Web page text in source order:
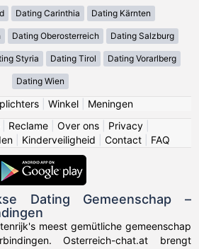
Dating Carinthia Dating Kärnten
Dating Oberosterreich Dating Salzburg
Styria Dating Tirol Dating Vorarlberg
Dating Wien
| Winkel| Meningen
Reclame Over ons Privacy
Kinderveiligheid Contact FAQ
Dating Gemeenschap –
meest gemütliche gemeenschap
Osterreich-chat.at brengt